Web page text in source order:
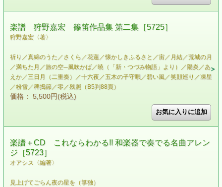
楽譜 狩野嘉宏 篠笛作品集 第二集［5725］
狩野嘉宏〈著〉
祈り／真綿のうた／さくら／花蓮／懐かしきふるさと／宙／月結／荒城の月
／満ちた月／旅の空─風吹かば／暁（「新・つづみ物語」より）／陽炎／あ
えか／三日月（二重奏）／十六夜／五木の子守唄／碧い風／笑顔巡り／凍星
／粉雪／稗搗節／零／残照（B5判88頁）
価格： 5,500円(税込)
楽譜＋CD これならわかる!! 和楽器で奏でる名曲アレン
ジ［5723］
オアシス〈編著〉
見上げてごらん夜の星を（箏独）